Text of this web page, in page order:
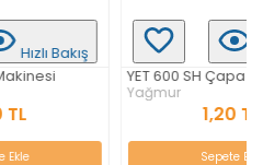
Hızlı Bakış
YET 600 SH Çapa Makinesi